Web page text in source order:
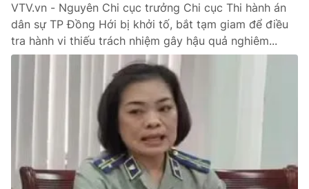
Photo Infographic
Video Shorts video
VTV Thể thao
Bất động sản
Thị trường 24h Tấm lòng Việt
VTV.vn - Nguyên Chi cục trưởng Chi cục Thi hành án
dân sự TP Đồng Hới bị khởi tố, bắt tạm giam để điều
tra hành vi thiếu trách nhiệm gây hậu quả nghiêm...